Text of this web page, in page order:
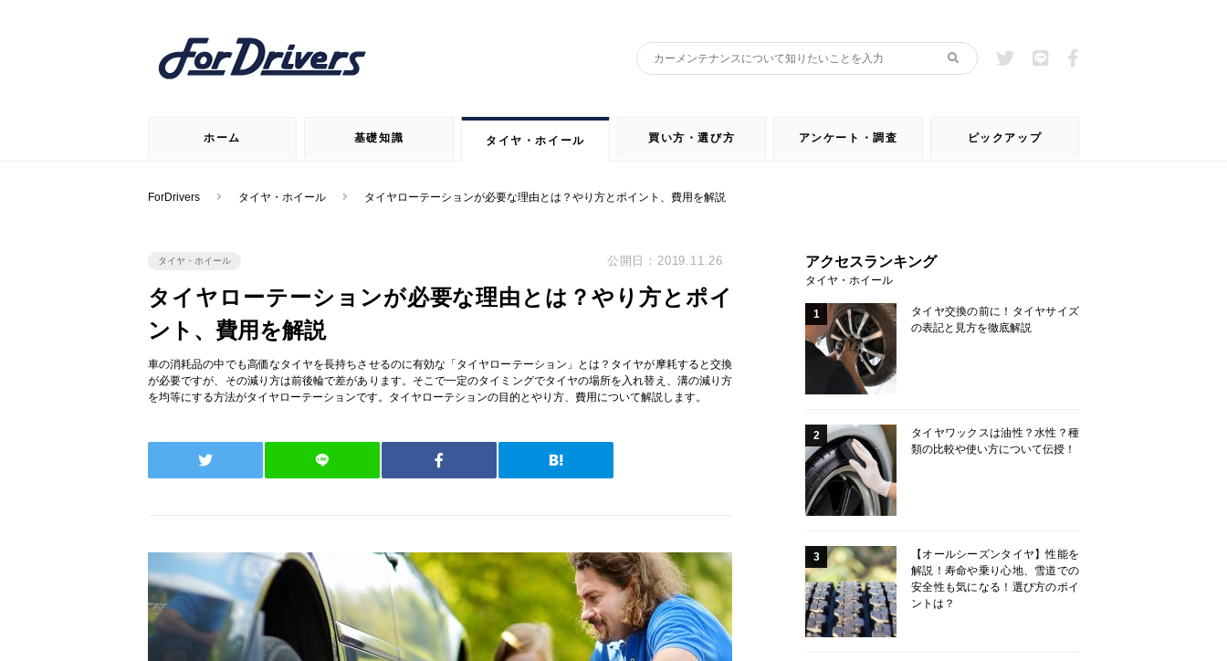
ホーム 基礎知識 タイヤ・ホイール 買い方・選び方 アンケート・調査 ピックアップ
ForDrivers タイヤ・ホイール タイヤローテーションが必要な理由とは？やり方とポイント、費用を解説
タイヤ・ホイール 公開日：2019.11.26
タイヤローテーションが必要な理由とは？やり方とポイ
ント、費用を解説
車の消耗品の中でも高価なタイヤを長持ちさせるのに有効な「タイヤローテーション」とは？タイヤが摩耗すると交換
が必要ですが、その減り方は前後輪で差があります。そこで一定のタイミングでタイヤの場所を入れ替え、溝の減り方
を均等にする方法がタイヤローテーションです。タイヤローテションの目的とやり方、費用について解説します。
アクセスランキング
タイヤ・ホイール
1
タイヤ交換の前に！タイヤサイズ
の表記と見方を徹底解説
2
タイヤワックスは油性？水性？種
類の比較や使い方について伝授！
3
【オールシーズンタイヤ】性能を
解説！寿命や乗り心地、雪道での
安全性も気になる！選び方のポイ
ントは？